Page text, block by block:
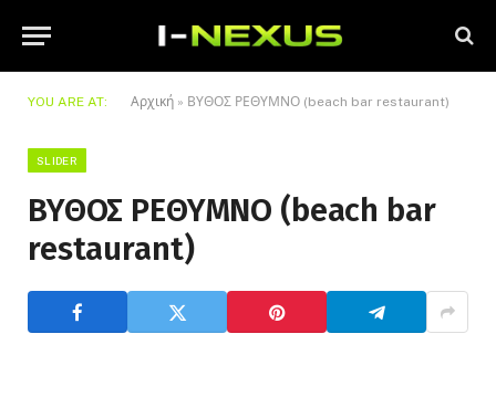
YOU ARE AT: Αρχική » ΒΥΘΟΣ ΡΕΘΥΜΝΟ (beach bar restaurant)
SLIDER
ΒΥΘΟΣ ΡΕΘΥΜΝΟ (beach bar
restaurant)